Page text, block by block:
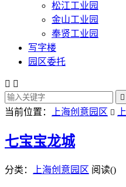
松江工业园
金山工业园
奉贤工业园
写字楼
园区委托
 

当前位置： 上海创意园区 
七宝宝龙城
分类： 上海创意园区 阅读()